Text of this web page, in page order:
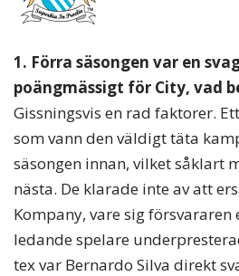
1. Förra säsongen var en
poängmässigt för City, vad
Gissningsvis en rad faktorer.
som vann den väldigt täta
säsongen innan, vilket såklart
nästa. De klarade inte av att
Kompany, vare sig försvararen
ledande spelare
tex var Bernardo Silva direkt